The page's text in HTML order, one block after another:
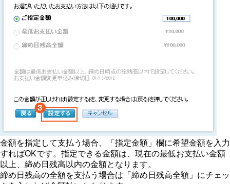
金額を指定して支払う場合、「指定金額」欄に希望金額を入力
すればOKです。指定できる金額は、現在の最低お支払い金額
以上、締め日残高以内の金額となります。
締め日残高の全額を支払う場合は「締め日残高全額」にチェッ